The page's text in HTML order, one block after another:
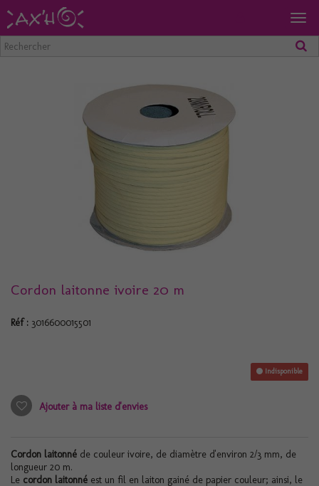
Cordon laitonne ivoire 20 m
Réf : 3016600015501
Indisponible
Ajouter à ma liste d'envies
Cordon laitonné de couleur ivoire, de diamètre d'environ 2/3 mm, de
longueur 20 m.
Le cordon laitonné est un fil en laiton gainé de papier couleur; ainsi, le